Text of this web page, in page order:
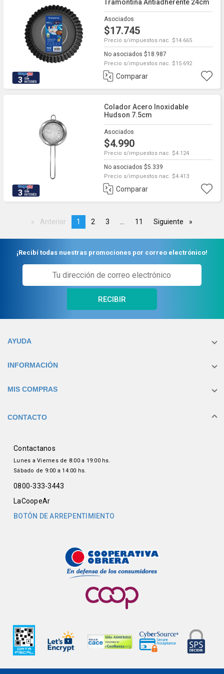
3
Tramontina Antiadherente 24cm
Asociados
$17.745
Precio s/impuestos nac. $14.665
No asociados $18.987
Precio s/impuestos nac. $15.692
Comparar
3
Colador Acero Inoxidable
Hudson 7.5cm
Asociados
$4.990
Precio s/impuestos nac. $4.124
No asociados $5.339
Precio s/impuestos nac. $4.413
Comparar
Anterior pageYou're
1 page
2 page
3 pagepage
11 Siguiente page
¡Recibí todas nuestras promociones por correo electrónico!
RECIBIR
AYUDA
INFORMACIÓN
MIS COMPRAS
CONTACTO
Contactanos
Lunes a Viernes de 8:00 a 19:00 hs.
Sábado de 9:00 a 14:00 hs.
0800-333-3443
LaCoopeAr
BOTÓN DE ARREPENTIMIENTO